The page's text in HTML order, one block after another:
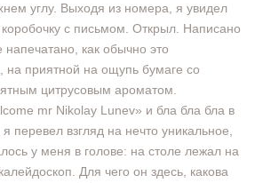
углу. Выходя из номера, я увидел
с письмом. Открыл. Написано
как обычно это
на приятной на ощупь бумаге со
цитрусовым ароматом.
mr Nikolay Lunev» и бла бла бла в
перевел взгляд на нечто уникальное,
у меня в голове: на столе лежал на
Для чего он здесь, какова